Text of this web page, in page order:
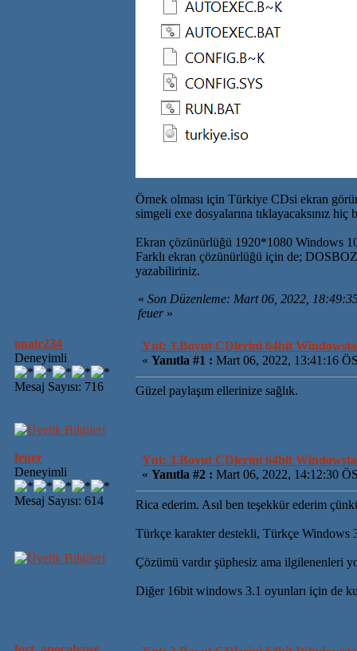
Örnek olması için Türkiye CDsi ekran
simgeli exe dosyalarına tıklayacaksınız hiç
Ekran çözünürlüğü 1920*1080 Windows
Farklı ekran çözünürlüğü için de;
yazabiliriniz.
« Son Düzenleme: Mart 06, 2022,
feuer»
onair234
Deneyimli
Mesaj Sayısı: 716
Ynt: 3.Boyut CDlerini 64bit Windowsta
« Yanıtla #1 : Mart 06, 2022, 13:41:16
Güzel paylaşım ellerinize sağlık.
feuer
Deneyimli
Mesaj Sayısı: 614
Ynt: 3.Boyut CDlerini 64bit Windowsta
« Yanıtla #2 : Mart 06, 2022, 14:12:30
Rica ederim. Asıl ben teşekkür ederim
Türkçe karakter destekli, Türkçe Windows
Çözümü vardır şüphesiz ama ilgilenenleri
Diğer 16bit windows 3.1 oyunları için de